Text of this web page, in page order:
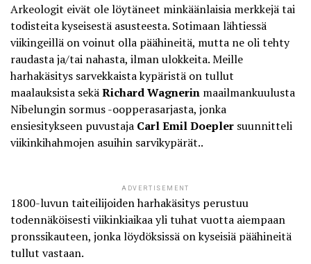
Arkeologit eivät ole löytäneet minkäänlaisia merkkejä tai
todisteita kyseisestä asusteesta. Sotimaan lähtiessä
viikingeillä on voinut olla päähineitä, mutta ne oli tehty
raudastaja/tai nahasta, ilman ulokkeita. Meille
harhakäsitys sarvekkaista kypäristä on tullut
maalauksista sekäRichard Wagnerin maailmankuulusta
Nibelungin sormus -oopperasarjasta, jonka
ensiesitykseen puvustaja Carl Emil Doepler suunnitteli
viikinkihahmojen asuihin sarvikypärät..
ADVERTISEMENT
1800-luvun taiteilijoiden harhakäsitys perustuu
todennäköisesti viikinkiaikaa yli tuhat vuotta aiempaan
pronssikauteen, jonka löydöksissä on kyseisiä päähineitä
tullut vastaan.